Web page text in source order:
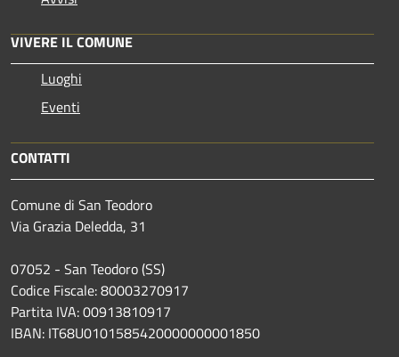
VIVERE IL COMUNE
Luoghi
Eventi
CONTATTI
Comune di San Teodoro
Via Grazia Deledda, 31
07052 - San Teodoro (SS)
Codice Fiscale: 80003270917
Partita IVA: 00913810917
IBAN: IT68U0101585420000000001850